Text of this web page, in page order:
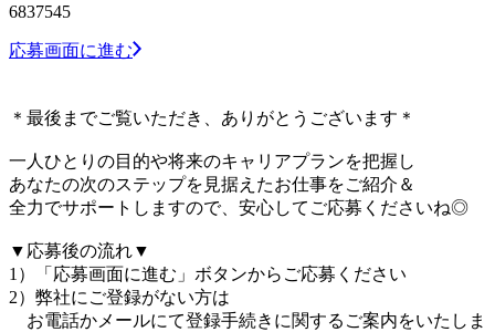
6837545
応募画面に進む
＊最後までご覧いただき、ありがとうございます＊
一人ひとりの目的や将来のキャリアプランを把握し
あなたの次のステップを見据えたお仕事をご紹介＆
全力でサポートしますので、安心してご応募くださいね◎
▼応募後の流れ▼
1）「応募画面に進む」ボタンからご応募ください
2）弊社にご登録がない方は
お電話かメールにて登録手続きに関するご案内をいたしま